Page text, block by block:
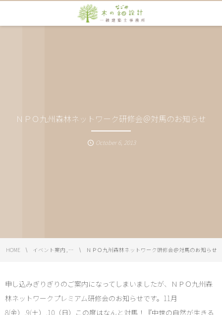
ＮＰＯ九州森林ネットワーク研修会＠対馬のお知らせ
October 6, 2013
HOME イベント案内 , … ＮＰＯ九州森林ネットワーク研修会＠対馬のお知らせ
申し込みぎりぎりのご案内になってしまいましたが、ＮＰＯ九州森
林ネットワークプレミアム研修会のお知らせです。11月
8(金）,9(土）,10（日）この度はなんと対馬！『中世の自然が生きる